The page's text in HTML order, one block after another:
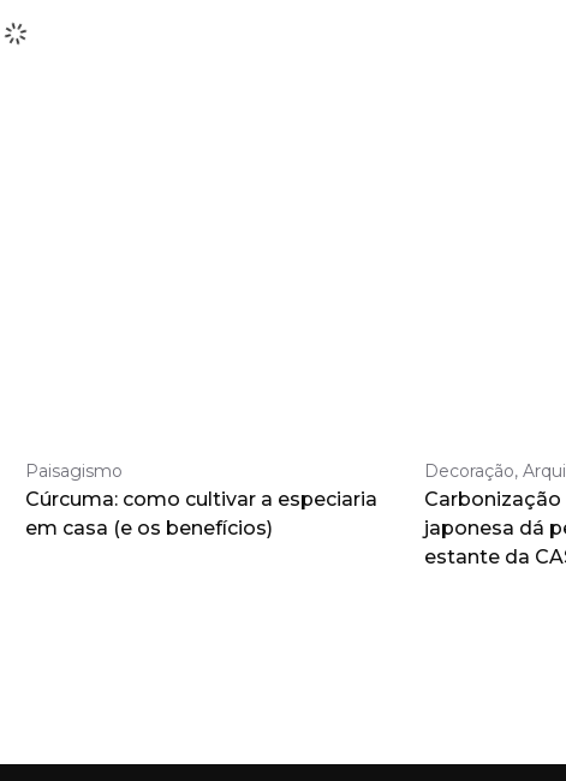
Paisagismo
Cúrcuma: como cultivar a especiaria
em casa (e os benefícios)
Decoração,
Carbonização
japonesa dá
estante da